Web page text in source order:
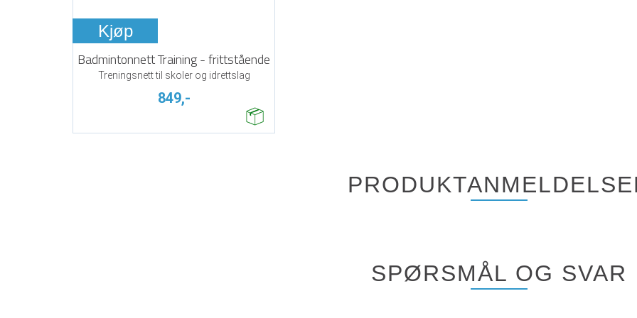
Kjøp
Badmintonnett Training - frittstående
Treningsnett til skoler og idrettslag
849,-
SPØRSMÅL OG SVAR